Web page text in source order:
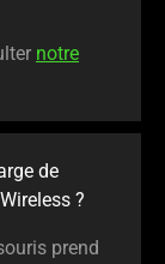
notre
de
?
prend